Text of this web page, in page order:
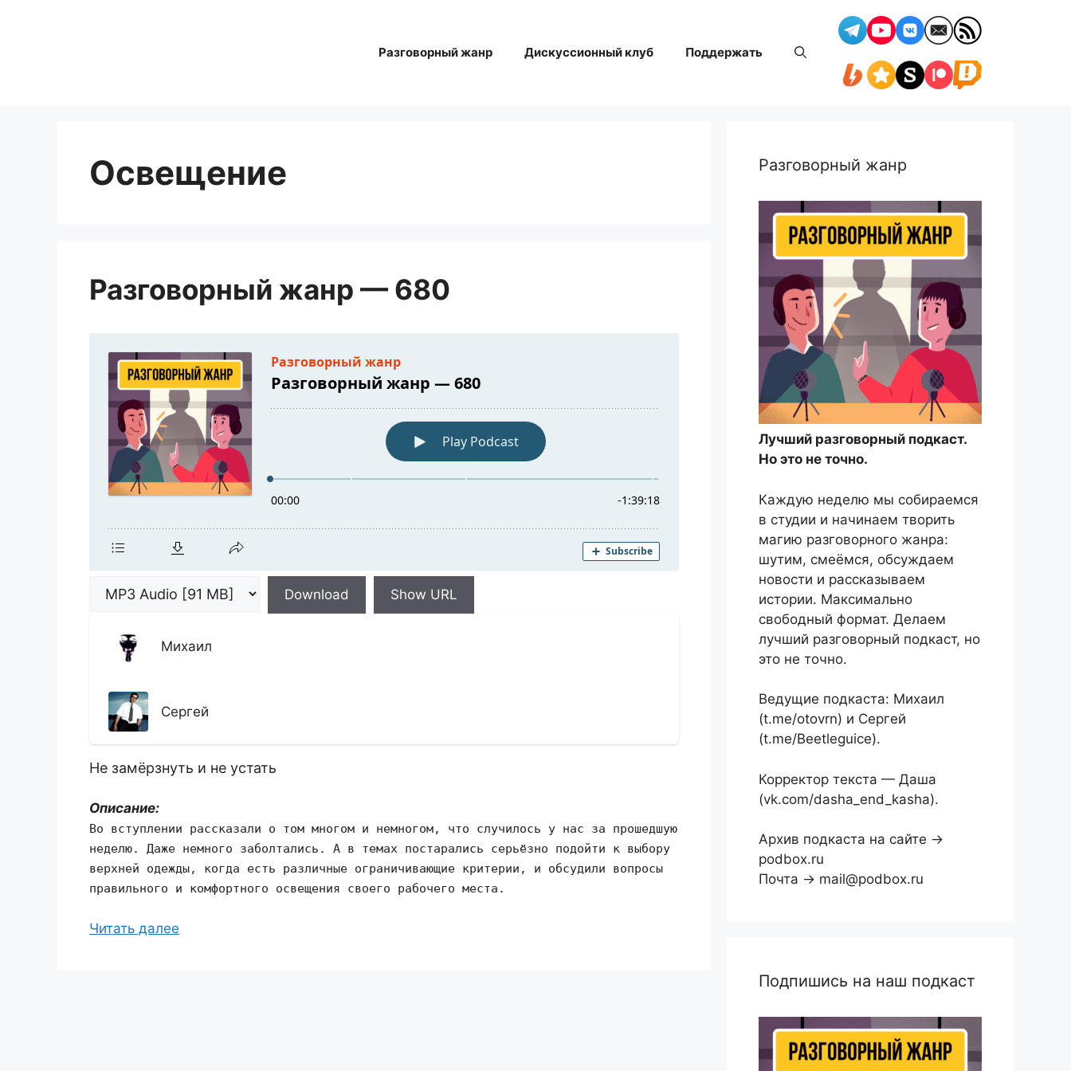
Разговорный жанр Дискуссионный клуб Поддержать
Освещение
Разговорный жанр — 680
Download Show URL
Михаил
Сергей
Не замёрзнуть и не устать
Описание:
Во вступлении рассказали о том многом и немногом, что случилось у нас за прошедшую
неделю. Даже немного заболтались. А в темах постарались серьёзно подойти к выбору
верхней одежды, когда есть различные ограничивающие критерии, и обсудили вопросы
правильного и комфортного освещения своего рабочего места.
Читать далее
Разговорный жанр
Лучший разговорный подкаст.
Но это не точно.
Каждую неделю мы собираемся
в студии и начинаем творить
магию разговорного жанра:
шутим, смеёмся, обсуждаем
новости и рассказываем
истории. Максимально
свободный формат. Делаем
лучший разговорный подкаст, но
это не точно.
Ведущие подкаста: Михаил
(t.me/otovrn) и Сергей
(t.me/Beetleguice).
Корректор текста — Даша
(vk.com/dasha_end_kasha).
Архив подкаста на сайте →
podbox.ru
Почта → mail@podbox.ru
Подпишись на наш подкаст